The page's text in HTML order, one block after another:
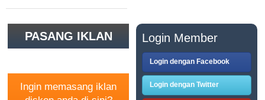
PASANG IKLAN
Ingin memasang iklan
Login Member
Login dengan Facebook
Login dengan Twitter